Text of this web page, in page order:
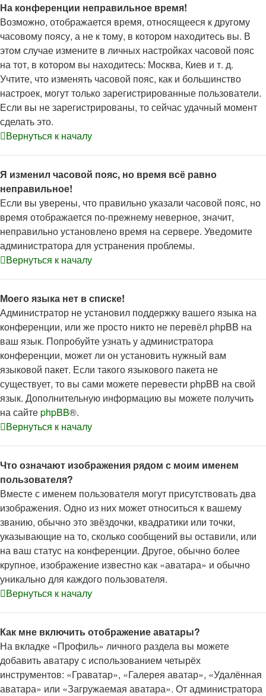
На конференции неправильное время!
Возможно, отображается время, относящееся к другому
часовому поясу, а не к тому, в котором находитесь вы. В
этом случае измените в личных настройках часовой пояс
на тот, в котором вы находитесь: Москва, Киев и т. д.
Учтите, что изменять часовой пояс, как и большинство
настроек, могут только зарегистрированные пользователи.
Если вы не зарегистрированы, то сейчас удачный момент
сделать это.
Вернуться к началу
Я изменил часовой пояс, но время всё равно
неправильное!
Если вы уверены, что правильно указали часовой пояс, но
время отображается по-прежнему неверное, значит,
неправильно установлено время на сервере. Уведомите
администратора для устранения проблемы.
Вернуться к началу
Моего языка нет в списке!
Администратор не установил поддержку вашего языка на
конференции, или же просто никто не перевёл phpBB на
ваш язык. Попробуйте узнать у администратора
конференции, может ли он установить нужный вам
языковой пакет. Если такого языкового пакета не
существует, то вы сами можете перевести phpBB на свой
язык. Дополнительную информацию вы можете получить
на сайтеphpBB®.
Вернуться к началу
Что означают изображения рядом с моим именем
пользователя?
Вместе с именем пользователя могут присутствовать два
изображения. Одно из них может относиться к вашему
званию, обычно это звёздочки, квадратики или точки,
указывающие на то, сколько сообщений вы оставили, или
на ваш статус на конференции. Другое, обычно более
крупное, изображение известно как «аватара» и обычно
уникально для каждого пользователя.
Вернуться к началу
Как мне включить отображение аватары?
На вкладке «Профиль» личного раздела вы можете
добавить аватару с использованием четырёх
инструментов: «Граватар», «Галерея аватар», «Удалённая
аватара» или «Загружаемая аватара». От администратора